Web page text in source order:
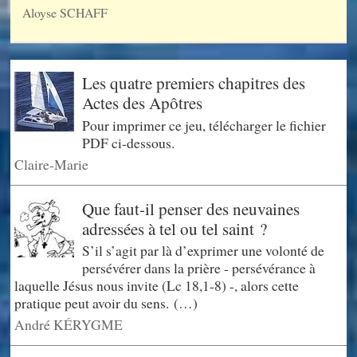
Aloyse SCHAFF
Les quatre premiers chapitres des
Actes des Apôtres
Pour imprimer ce jeu, télécharger le fichier
PDF ci-dessous.
Claire-Marie
Que faut-il penser des neuvaines
adressées à tel ou tel saint ?
S’il s’agit par là d’exprimer une volonté de
persévérer dans la prière - persévérance à
laquelle Jésus nous invite (Lc 18,1-8) -, alors cette
pratique peut avoir du sens. (…)
André KÉRYGME